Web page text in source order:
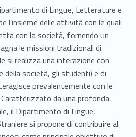
di Lingue, Letterature e
l’insieme delle attività con le quali
con la società, fornendo un
le missioni tradizionali di
si realizza una interazione con
della società, gli studenti) e di
prevalentemente con le
da una profonda
il Dipartimento di Lingue,
si propone di contribuire al